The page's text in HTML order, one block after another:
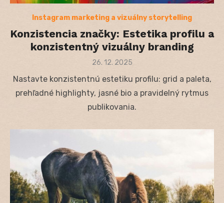
Instagram marketing a vizuálny storytelling
Konzistencia značky: Estetika profilu a
konzistentný vizuálny branding
Posted
26. 12. 2025
Nastavte konzistentnú estetiku profilu: grid a paleta,
prehľadné highlighty, jasné bio a pravidelný rytmus
publikovania.